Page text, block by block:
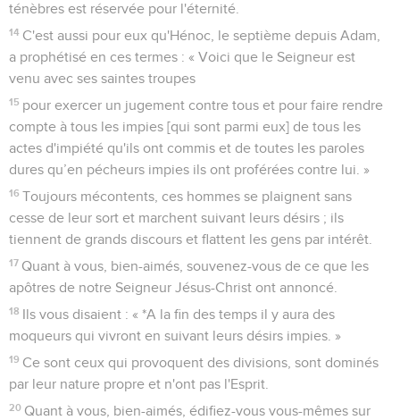
ténèbres est réservée pour l'éternité.
14 C'est aussi pour eux qu'Hénoc, le septième depuis Adam,
a prophétisé en ces termes : « Voici que le Seigneur est
venu avec ses saintes troupes
15 pour exercer un jugement contre tous et pour faire rendre
compte à tous les impies [qui sont parmi eux] de tous les
actes d'impiété qu'ils ont commis et de toutes les paroles
dures qu’en pécheurs impies ils ont proférées contre lui. »
16 Toujours mécontents, ces hommes se plaignent sans
cesse de leur sort et marchent suivant leurs désirs ; ils
tiennent de grands discours et flattent les gens par intérêt.
17 Quant à vous, bien-aimés, souvenez-vous de ce que les
apôtres de notre Seigneur Jésus-Christ ont annoncé.
18 Ils vous disaient : « *A la fin des temps il y aura des
moqueurs qui vivront en suivant leurs désirs impies. »
19 Ce sont ceux qui provoquent des divisions, sont dominés
par leur nature propre et n'ont pas l'Esprit.
20 Quant à vous, bien-aimés, édifiez-vous vous-mêmes sur